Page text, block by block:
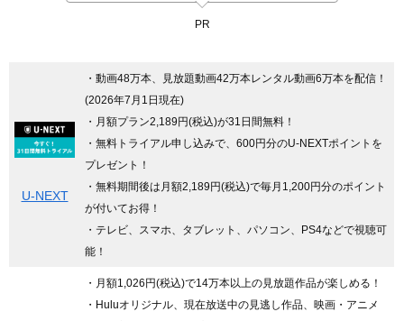
PR
U-NEXT
・動画48万本、見放題動画42万本レンタル動画6万本を配信！
(2026年7月1日現在)
・月額プラン2,189円(税込)が31日間無料！
・無料トライアル申し込みで、600円分のU-NEXTポイントを
プレゼント！
・無料期間後は月額2,189円(税込)で毎月1,200円分のポイント
が付いてお得！
・テレビ、スマホ、タブレット、パソコン、PS4などで視聴可
能！
・月額1,026円(税込)で14万本以上の見放題作品が楽しめる！
・Huluオリジナル、現在放送中の見逃し作品、映画・アニメ